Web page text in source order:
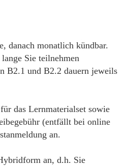
danach monatlich kündbar.
Sie teilnehmen
B2.1 und B2.2 dauern jeweils
das Lernmaterialset sowie
(entfällt bei online
an.
an, d.h. Sie